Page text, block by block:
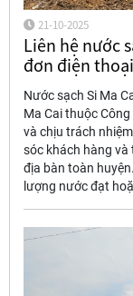
21-10-2025
Liên hệ nước
đơn điện
Nước sạch Si Ma
Ma Cai thuộc
và chịu trách
sóc khách hàng
địa bàn toàn
lượng nước đạt